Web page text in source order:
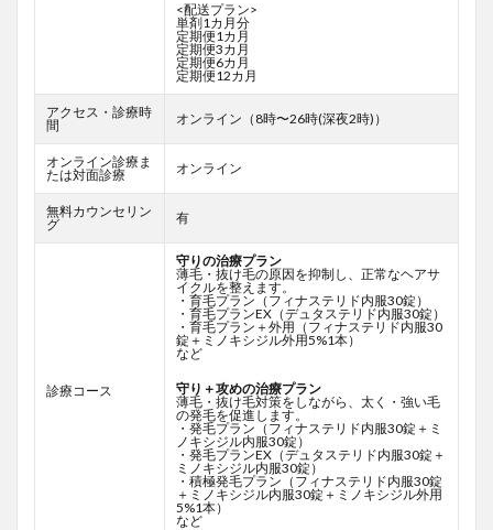
<配送プラン>
単剤1カ月分
定期便1カ月
定期便3カ月
定期便6カ月
定期便12カ月
アクセス・診療時
間
オンライン（8時〜26時(深夜2時)）
オンライン診療ま
たは対面診療
オンライン
無料カウンセリン
グ
有
診療コース
守りの治療プラン
薄毛・抜け毛の原因を抑制し、正常なヘアサ
イクルを整えます。
・育毛プラン（フィナステリド内服30錠）
・育毛プランEX（デュタステリド内服30錠）
・育毛プラン＋外用（フィナステリド内服30
錠＋ミノキシジル外用5%1本）
など
守り＋攻めの治療プラン
薄毛・抜け毛対策をしながら、太く・強い毛
の発毛を促進します。
・発毛プラン（フィナステリド内服30錠＋ミ
ノキシジル内服30錠）
・発毛プランEX（デュタステリド内服30錠＋
ミノキシジル内服30錠）
・積極発毛プラン（フィナステリド内服30錠
＋ミノキシジル内服30錠＋ミノキシジル外用
5%1本）
など